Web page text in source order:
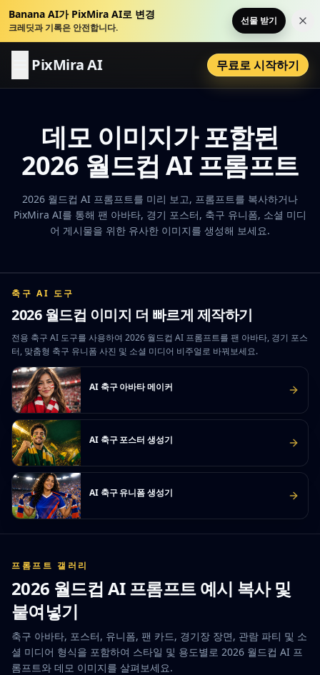
Banana AI가 PixMira AI로 변경
크레딧과 기록은 안전합니다.
선물 받기 이
PixMira AI 무료로 시작하기
데모 이미지가 포함된
2026 월드컵 AI 프롬프트
2026 월드컵 AI 프롬프트를 미리 보고, 프롬프트를 복사하거나
PixMira AI를 통해 팬 아바타, 경기 포스터, 축구 유니폼, 소셜 미디
어 게시물을 위한 유사한 이미지를 생성해 보세요.
축구 AI 도구
2026 월드컵 이미지 더 빠르게 제작하기
전용 축구 AI 도구를 사용하여 2026 월드컵 AI 프롬프트를 팬 아바타, 경기 포스
터, 맞춤형 축구 유니폼 사진 및 소셜 미디어 비주얼로 바꿔보세요.
AI 축구 아바타 메이커
AI 축구 포스터 생성기
AI 축구 유니폼 생성기
프롬프트 갤러리
2026 월드컵 AI 프롬프트 예시 복사 및
붙여넣기
축구 아바타, 포스터, 유니폼, 팬 카드, 경기장 장면, 관람 파티 및 소
셜 미디어 형식을 포함하여 스타일 및 용도별로 2026 월드컵 AI 프
롬프트와 데모 이미지를 살펴보세요.